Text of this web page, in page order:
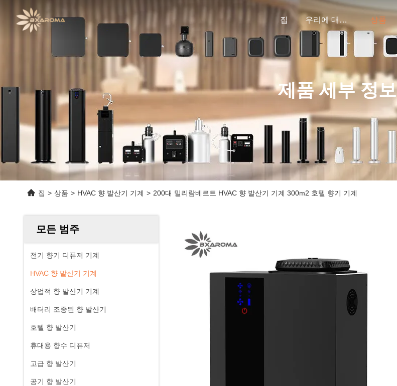
집 우리에 대하여 상품
제품 세부 정보
집 > 상품 > HVAC 향 발산기 기계 > 200대 밀리람베르트 HVAC 향 발산기 기계 300m2 호텔 향기 기계
모든 범주
전기 향기 디퓨저 기계
HVAC 향 발산기 기계
상업적 향 발산기 기계
배터리 조종된 향 발산기
호텔 향 발산기
휴대용 향수 디퓨저
고급 향 발산기
공기 향 발산기